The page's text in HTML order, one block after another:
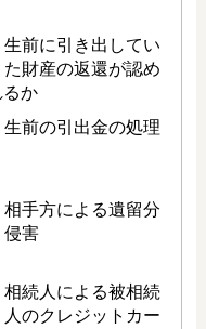
生前に引き出してい
た財産の返還が認め
るか
生前の引出金の処理
相手方による遺留分
侵害
相続人による被相続
人のクレジットカー